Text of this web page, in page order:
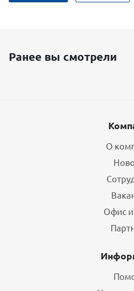
Ранее вы смотрели
О
Офис и